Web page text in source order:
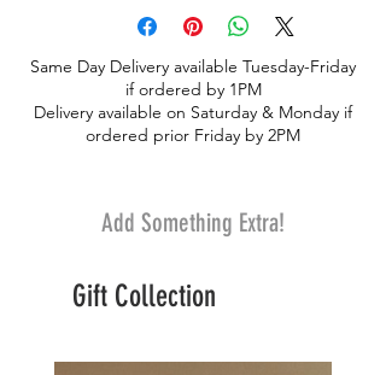
o designe "OK para sustituir con otra
planta floreciente".
"BIEN SUSTITUIR CON OTRA PLANTA
FLORECIENTE SI ESTA PLANTA NO
ESTÁ DISPONIBLE
Same Day Delivery available Tuesday-Friday
if ordered by 1PM
Delivery available on Saturday & Monday if
ordered prior Friday by 2PM
Add Something Extra!
Gift Collection